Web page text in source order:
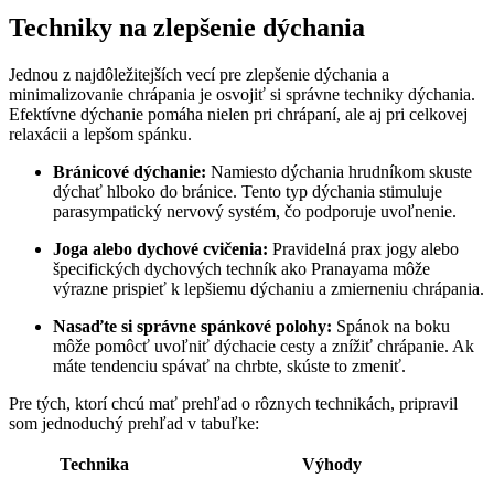
Techniky na zlepšenie dýchania
Jednou⁤ z najdôležitejších vecí pre zlepšenie dýchania a
minimalizovanie chrápania je osvojiť si správne ‌techniky dýchania.
Efektívne dýchanie pomáha‌ nielen pri chrápaní,⁤ ale aj⁣ pri celkovej
relaxácii a lepšom spánku.
Bránicové dýchanie: Namiesto dýchania hrudníkom skuste
dýchať hlboko do bránice. Tento typ dýchania stimuluje
‍parasympatický ⁣nervový systém, čo podporuje uvoľnenie.
Joga alebo dychové cvičenia: Pravidelná prax jogy alebo
špecifických dychových techník ako Pranayama môže
výrazne prispieť k‌ lepšiemu dýchaniu a zmierneniu chrápania.
Nasaďte si správne spánkové polohy: Spánok na boku
môže pomôcť uvoľniť dýchacie cesty a znížiť ⁢chrápanie. Ak
máte tendenciu ​spávať na chrbte, skúste to zmeniť.
Pre ​tých, ‌ktorí chcú mať prehľad o rôznych technikách, pripravil
som jednoduchý prehľad⁢ v tabuľke:
Technika
Výhody